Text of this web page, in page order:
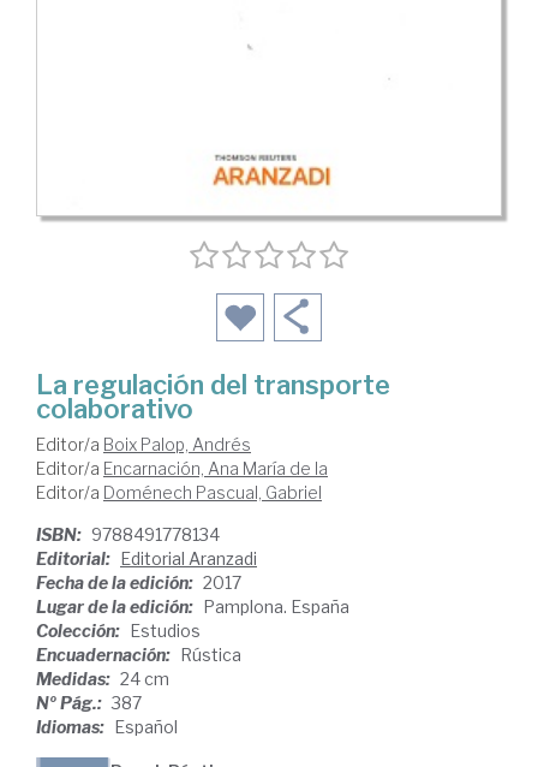
La regulación del transporte
colaborativo
Editor/a Boix Palop, Andrés
Editor/a Encarnación, Ana María de la
Editor/a Doménech Pascual, Gabriel
ISBN: 9788491778134
Editorial: Editorial Aranzadi
Fecha de la edición: 2017
Lugar de la edición: Pamplona. España
Colección: Estudios
Encuadernación: Rústica
Medidas: 24 cm
Nº Pág.: 387
Idiomas: Español